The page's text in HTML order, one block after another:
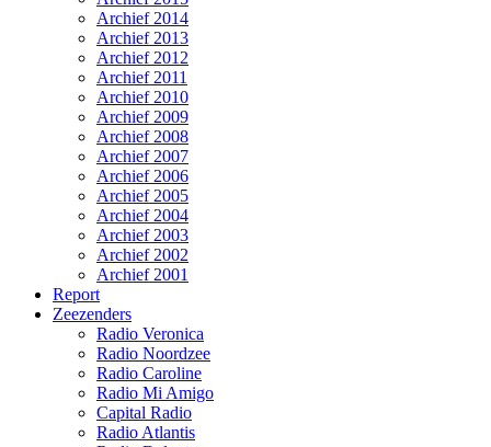
Archief 2014
Archief 2013
Archief 2012
Archief 2011
Archief 2010
Archief 2009
Archief 2008
Archief 2007
Archief 2006
Archief 2005
Archief 2004
Archief 2003
Archief 2002
Archief 2001
Report
Zeezenders
Radio Veronica
Radio Noordzee
Radio Caroline
Radio Mi Amigo
Capital Radio
Radio Atlantis